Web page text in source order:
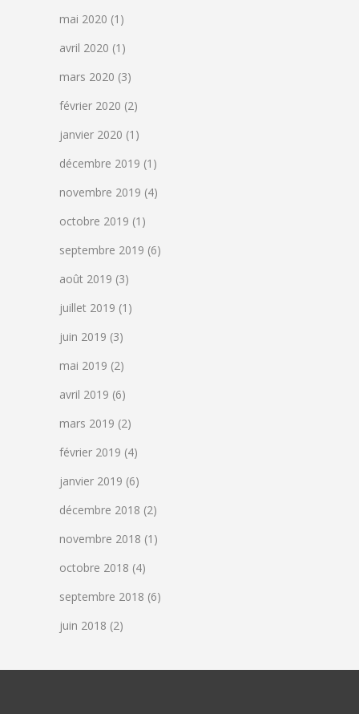
mai 2020 (1)
avril 2020 (1)
mars 2020 (3)
février 2020 (2)
janvier 2020 (1)
décembre 2019 (1)
novembre 2019 (4)
octobre 2019 (1)
septembre 2019 (6)
août 2019 (3)
juillet 2019 (1)
juin 2019 (3)
mai 2019 (2)
avril 2019 (6)
mars 2019 (2)
février 2019 (4)
janvier 2019 (6)
décembre 2018 (2)
novembre 2018 (1)
octobre 2018 (4)
septembre 2018 (6)
juin 2018 (2)